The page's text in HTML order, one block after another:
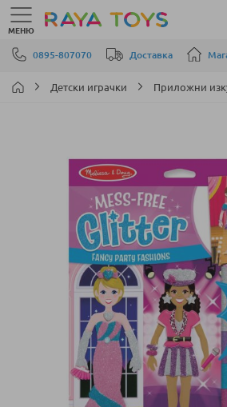
Прескачане към съдържанието
0895-807070 Доставка
МЕНЮ
Детски играчки Приложни
изображенията